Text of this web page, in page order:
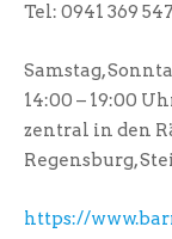
Tel: 0941 369
Samstag,
14:00 – 19:00
zentral in den
Regensburg,
https://